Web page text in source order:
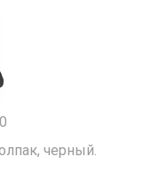
черный.